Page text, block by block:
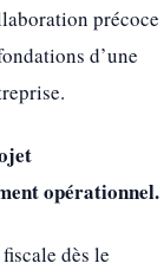
précoce
d’une
opérationnel.
dès le